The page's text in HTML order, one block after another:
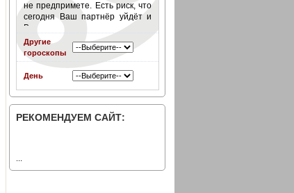
не предпримете. Есть риск, что
сегодня Ваш партнёр уйдёт и
Вы не станете его
останавливать.
Подробнее
Другие
гороскопы
День
РЕКОМЕНДУЕМ САЙТ: